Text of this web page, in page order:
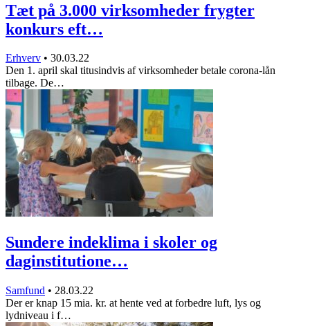
Tæt på 3.000 virksomheder frygter
konkurs eft…
Erhverv • 30.03.22
Den 1. april skal titusindvis af virksomheder betale corona-lån
tilbage. De…
Sundere indeklima i skoler og
daginstitutione…
Samfund • 28.03.22
Der er knap 15 mia. kr. at hente ved at forbedre luft, lys og
lydniveau i f…